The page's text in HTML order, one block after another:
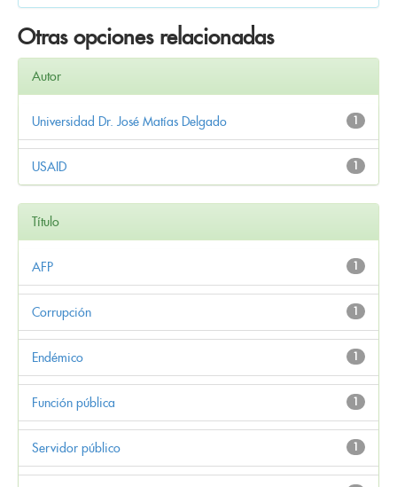
Otras opciones relacionadas
Autor
1
Universidad Dr. José Matías Delgado
1
USAID
Título
1
AFP
1
Corrupción
1
Endémico
1
Función pública
1
Servidor público